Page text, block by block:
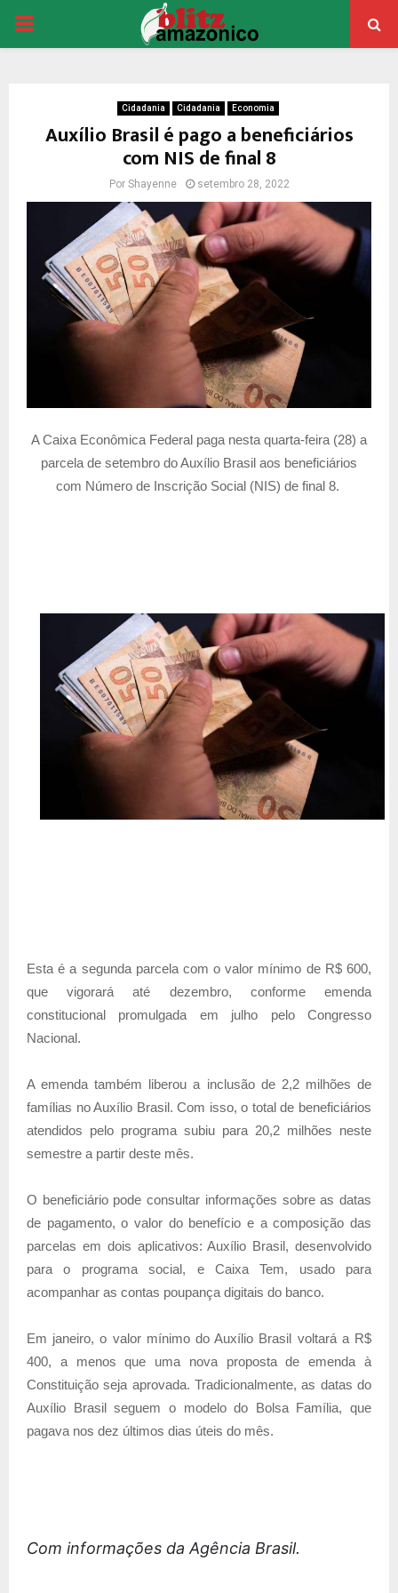
PRIMARY
Cidadania Cidadania Economia
Auxílio Brasil é pago a beneficiários
com NIS de final 8
Por Shayenne setembro 28, 2022
A Caixa Econômica Federal paga nesta quarta-feira (28) a
parcela de setembro do Auxílio Brasil aos beneficiários
com Número de Inscrição Social (NIS) de final 8.
Esta é a segunda parcela com o valor mínimo de R$ 600,
que vigorará até dezembro, conforme emenda
constitucional promulgada em julho pelo Congresso
Nacional.
A emenda também liberou a inclusão de 2,2 milhões de
famílias no Auxílio Brasil. Com isso, o total de beneficiários
atendidos pelo programa subiu para 20,2 milhões neste
semestre a partir deste mês.
O beneficiário pode consultar informações sobre as datas
de pagamento, o valor do benefício e a composição das
parcelas em dois aplicativos: Auxílio Brasil, desenvolvido
para o programa social, e Caixa Tem, usado para
acompanhar as contas poupança digitais do banco.
Em janeiro, o valor mínimo do Auxílio Brasil voltará a R$
400, a menos que uma nova proposta de emenda à
Constituição seja aprovada. Tradicionalmente, as datas do
Auxílio Brasil seguem o modelo do Bolsa Família, que
pagava nos dez últimos dias úteis do mês.
Com informações da Agência Brasil.